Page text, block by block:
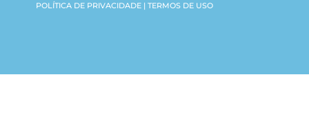
POLÍTICA DE PRIVACIDADE | TERMOS DE USO